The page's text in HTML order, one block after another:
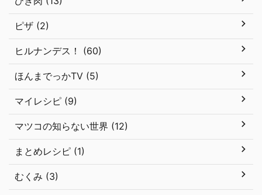
ピザ (2)
ヒルナンデス！ (60)
ほんまでっかTV (5)
マイレシピ (9)
マツコの知らない世界 (12)
まとめレシピ (1)
むくみ (3)